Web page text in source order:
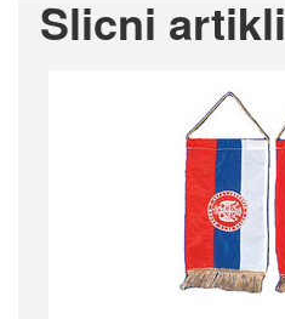
Slicni artikli